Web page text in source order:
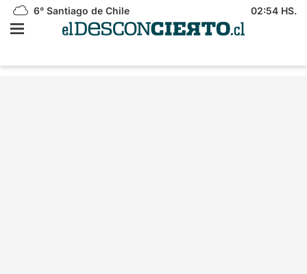
6° Santiago de Chile 02:54 HS.